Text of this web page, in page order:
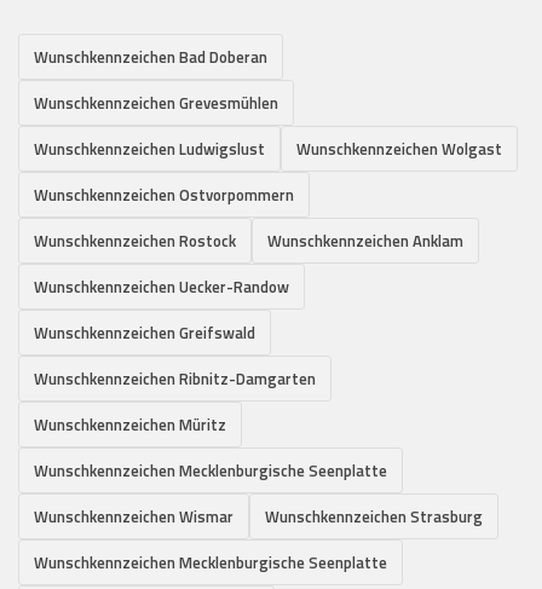
Wunschkennzeichen Bad Doberan
Wunschkennzeichen Grevesmühlen
Wunschkennzeichen Ludwigslust
Wunschkennzeichen Wolgast
Wunschkennzeichen Ostvorpommern
Wunschkennzeichen Rostock
Wunschkennzeichen Anklam
Wunschkennzeichen Uecker-Randow
Wunschkennzeichen Greifswald
Wunschkennzeichen Ribnitz-Damgarten
Wunschkennzeichen Müritz
Wunschkennzeichen Mecklenburgische Seenplatte
Wunschkennzeichen Wismar
Wunschkennzeichen Strasburg
Wunschkennzeichen Mecklenburgische Seenplatte